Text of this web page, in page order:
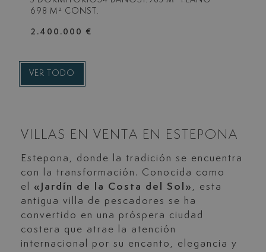
ORO, ESTEPONA
698 M² CONST.
2.400.000 €
VER TODO
VILLAS EN VENTA EN ESTEPONA
Estepona, donde la tradición se encuentra
con la transformación. Conocida como
el «Jardín de la Costa del Sol» , esta
antigua villa de pescadores se ha
convertido en una próspera ciudad
costera que atrae la atención
internacional por su encanto, elegancia y